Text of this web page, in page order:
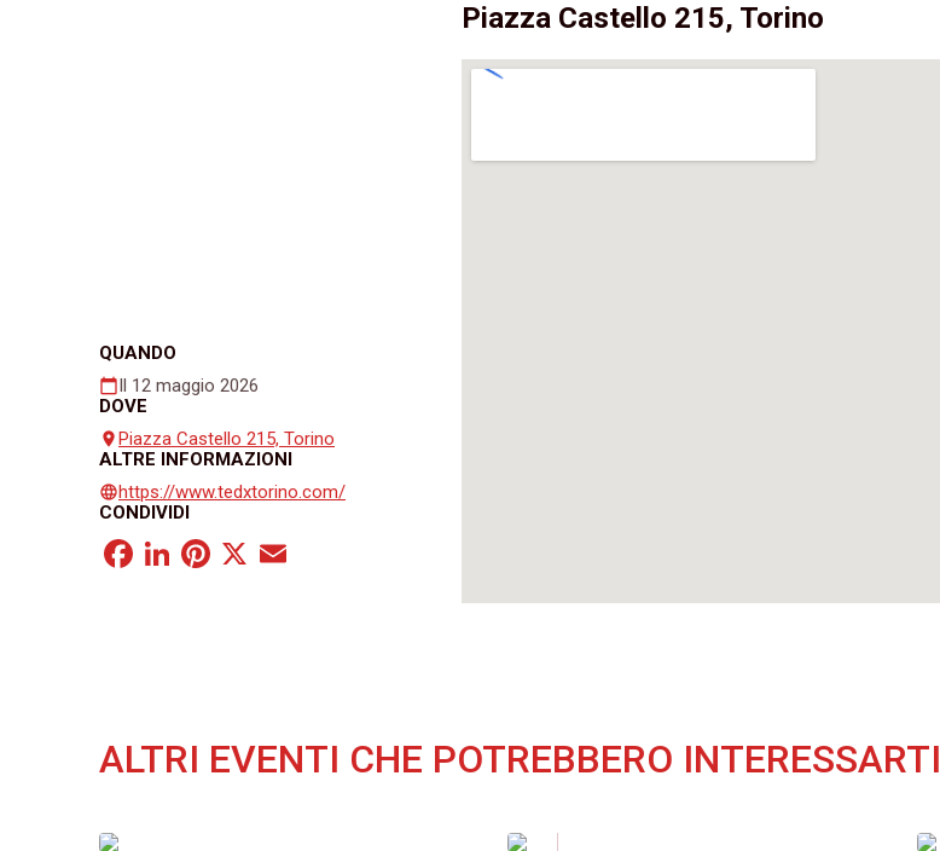
QUANDO
calendar_todayIl 12 maggio 2026
DOVE
placePiazza Castello 215, Torino
ALTRE INFORMAZIONI
languagehttps://www.tedxtorino.com/
CONDIVIDI
Facebook
LinkedIn
Pinterest
X
Piazza Castello 215, Torino
ALTRI EVENTI CHE POTREBBERO INTERESSARTI